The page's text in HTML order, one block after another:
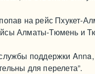
на рейс Пхукет-
Алматы-Тюмень и
поддержки
для перелета”.